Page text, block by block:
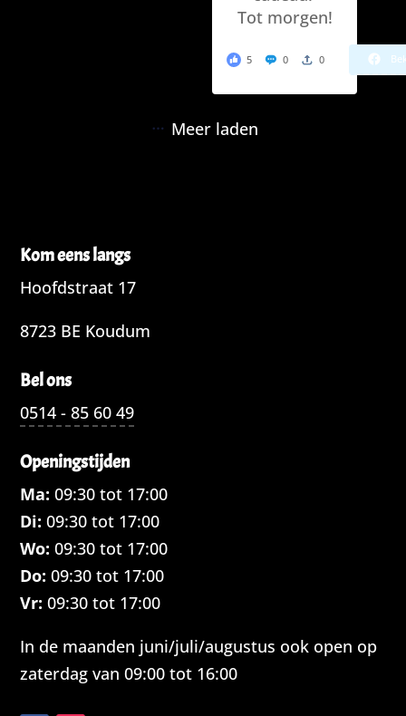
Tot morgen!
5 0 0
Meer laden
Kom eens langs
Hoofdstraat 17
8723 BE Koudum
Bel ons
0514 - 85 60 49
Openingstijden
Ma: 09:30 tot 17:00
Di: 09:30 tot 17:00
Wo: 09:30 tot 17:00
Do: 09:30 tot 17:00
Vr: 09:30 tot 17:00
In de maanden juni/juli/augustus ook open op
zaterdag van 09:00 tot 16:00